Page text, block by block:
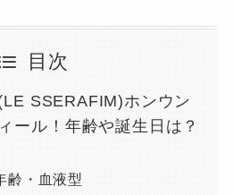
目次
SSERAFIM)ホンウン
ール！年齢や誕生日は？
齢・血液型